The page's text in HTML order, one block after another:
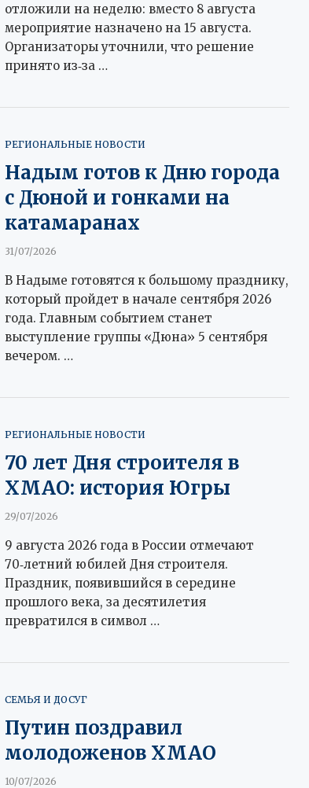
отложили на неделю: вместо 8 августа
мероприятие назначено на 15 августа.
Организаторы уточнили, что решение
принято из‑за …
РЕГИОНАЛЬНЫЕ НОВОСТИ
Надым готов к Дню города
с Дюной и гонками на
катамаранах
31/07/2026
В Надыме готовятся к большому празднику,
который пройдет в начале сентября 2026
года. Главным событием станет
выступление группы «Дюна» 5 сентября
вечером. …
РЕГИОНАЛЬНЫЕ НОВОСТИ
70 лет Дня строителя в
ХМАО: история Югры
29/07/2026
9 августа 2026 года в России отмечают
70‑летний юбилей Дня строителя.
Праздник, появившийся в середине
прошлого века, за десятилетия
превратился в символ …
СЕМЬЯ И ДОСУГ
Путин поздравил
молодоженов ХМАО
10/07/2026